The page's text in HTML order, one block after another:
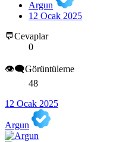
Argun
12 Ocak 2025
💬Cevaplar
0
👁️‍🗨️Görüntüleme
48
12 Ocak 2025
Argun